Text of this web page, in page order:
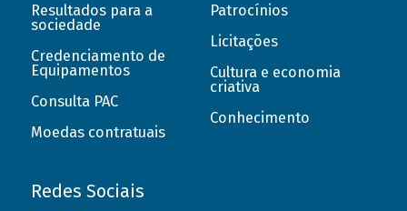
Resultados para a
sociedade
Credenciamento de
Equipamentos
Consulta PAC
Moedas contratuais
Patrocínios
Licitações
Cultura e economia
criativa
Conhecimento
Redes Sociais